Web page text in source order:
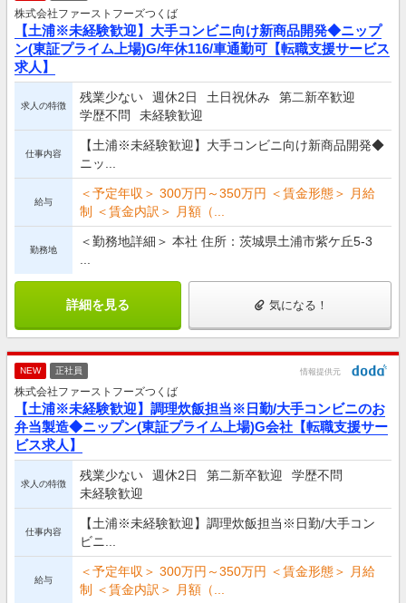
株式会社ファーストフーズつくば
【土浦※未経験歓迎】大手コンビニ向け新商品開発◆ニップ
ン(東証プライム上場)G/年休116/車通勤可【転職支援サービス
求人】
求人の特徴
残業少ない 週休2日 土日祝休み
第二新卒歓迎
学歴不問
未経験歓迎
仕事内容
【土浦※未経験歓迎】大手コンビニ向け新商品開発◆
ニッ...
給与
＜予定年収＞ 300万円～350万円 ＜賃金形態＞ 月給
制 ＜賃金内訳＞ 月額（...
勤務地
＜勤務地詳細＞ 本社 住所：茨城県土浦市紫ケ丘5-3
詳細を見る 気になる！
NEW 正社員 情報提供元
株式会社ファーストフーズつくば
【土浦※未経験歓迎】調理炊飯担当※日勤/大手コンビニのお
弁当製造◆ニップン(東証プライム上場)G会社【転職支援サー
ビス求人】
求人の特徴
残業少ない 週休2日 第二新卒歓迎
学歴不問
未経験歓迎
仕事内容
【土浦※未経験歓迎】調理炊飯担当※日勤/大手コン
ビニ...
給与
＜予定年収＞ 300万円～350万円 ＜賃金形態＞ 月給
制 ＜賃金内訳＞ 月額（...